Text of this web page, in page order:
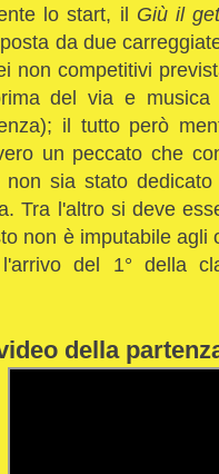
lo start, il Giù il
da due
non competitivi
del via e musica
il tutto però
un peccato che
non sia stato
Tra l'altro si deve
non è imputabile
del 1° della
della